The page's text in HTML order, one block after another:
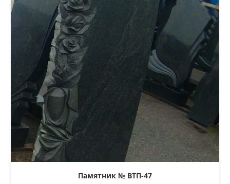
Памятник № ВТП-47